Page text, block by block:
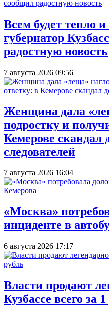
Всем будет тепло
губернатор
радостную новость
7 августа 2026 09:56
Женщина дала
подростку и
Кемерове скандал
следователей
7 августа 2026 16:04
«Москва»
инциденте в
6 августа 2026 17:17
Власти продают
Кузбассе всего за